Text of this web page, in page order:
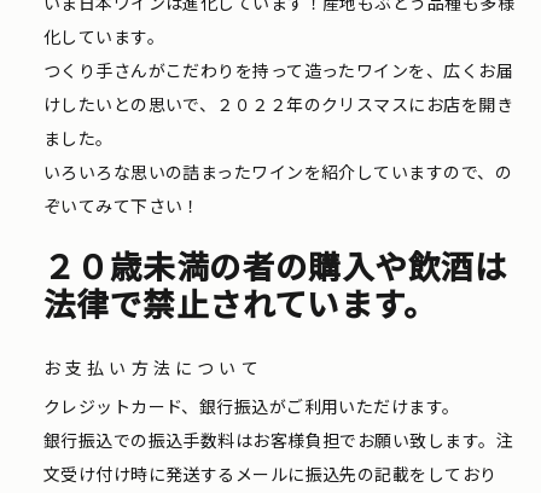
化しています。
つくり手さんがこだわりを持って造ったワインを、広くお届
けしたいとの思いで、２０２２年のクリスマスにお店を開き
ました。
いろいろな思いの詰まったワインを紹介していますので、の
ぞいてみて下さい！
２０歳未満の者の購入や飲酒は
法律で禁止されています。
お支払い方法について
クレジットカード、銀行振込がご利用いただけます。
銀行振込での振込手数料はお客様負担でお願い致します。注
文受け付け時に発送するメールに振込先の記載をしており